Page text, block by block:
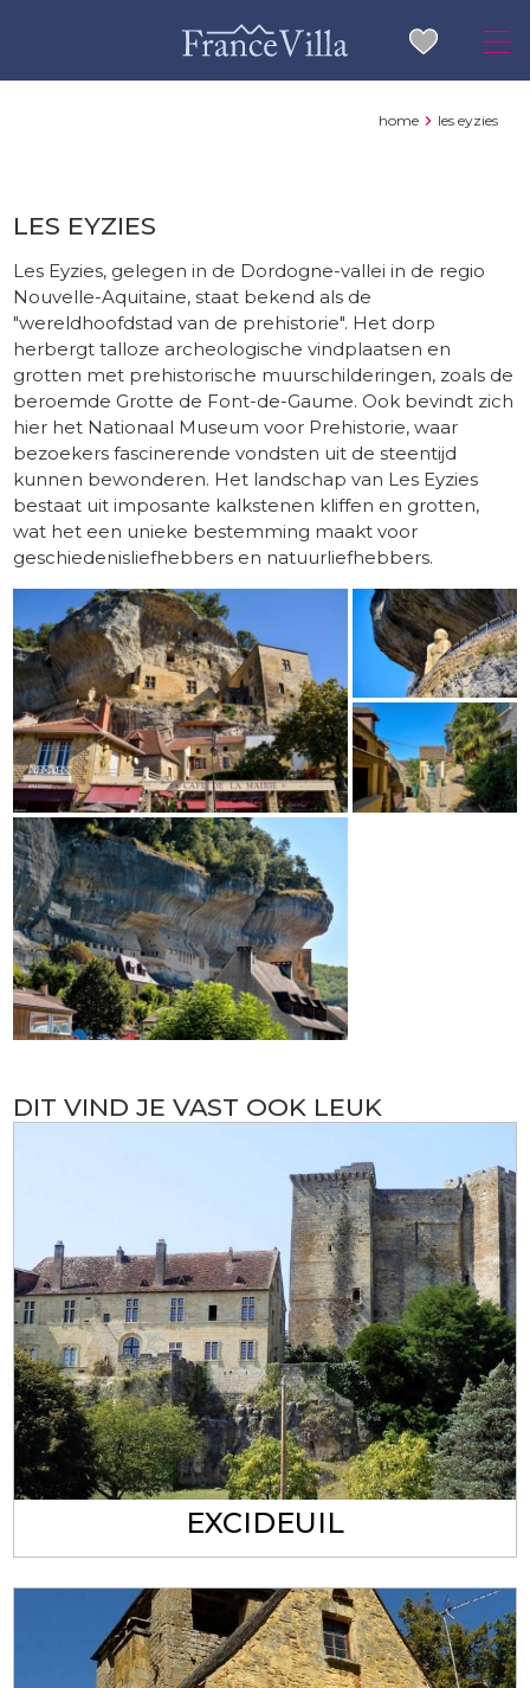
home les eyzies
LES EYZIES
Les Eyzies, gelegen in de Dordogne-vallei in de regio
Nouvelle-Aquitaine, staat bekend als de
"wereldhoofdstad van de prehistorie". Het dorp
herbergt talloze archeologische vindplaatsen en
grotten met prehistorische muurschilderingen, zoals de
beroemde Grotte de Font-de-Gaume. Ook bevindt zich
hier het Nationaal Museum voor Prehistorie, waar
bezoekers fascinerende vondsten uit de steentijd
kunnen bewonderen. Het landschap van Les Eyzies
bestaat uit imposante kalkstenen kliffen en grotten,
wat het een unieke bestemming maakt voor
geschiedenisliefhebbers en natuurliefhebbers.
DIT VIND JE VAST OOK LEUK
EXCIDEUIL